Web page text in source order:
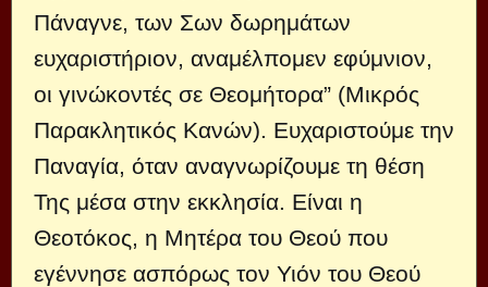
Πάναγνε, των Σων δωρημάτων
ευχαριστήριον, αναμέλπομεν εφύμνιον,
οι γινώκοντές σε Θεομήτορα” (Μικρός
Παρακλητικός Κανών). Ευχαριστούμε την
Παναγία, όταν αναγνωρίζουμε τη θέση
Της μέσα στην εκκλησία. Είναι η
Θεοτόκος, η Μητέρα του Θεού που
εγέννησε ασπόρως τον Υιόν του Θεού